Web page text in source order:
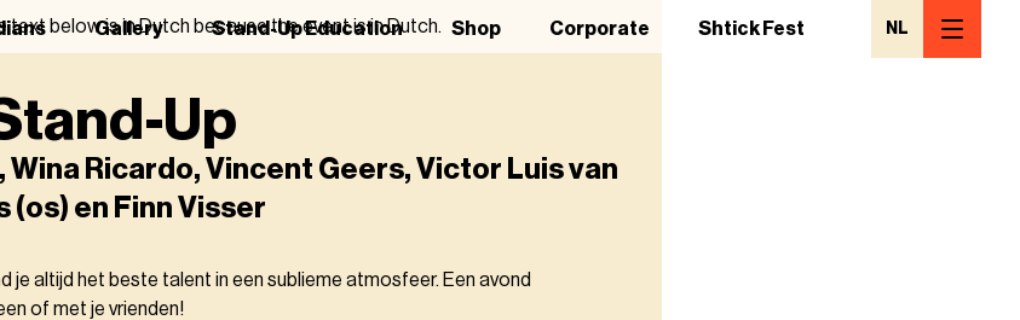
Gallery Stand-Up Education Shop Corporate Shtick Fest NL
text below is in Dutch because the event is in Dutch.
Up
Wina Ricardo, Vincent Geers, Victor Luis van
(os) en Finn Visser
je altijd het beste talent in een sublieme atmosfeer. Een avond
of met je vrienden!